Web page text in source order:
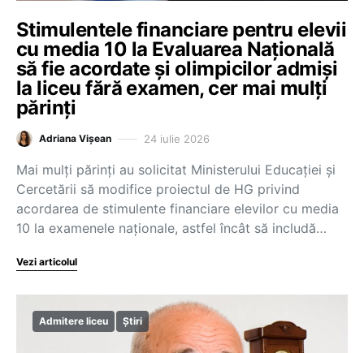
Stimulentele financiare pentru elevii
cu media 10 la Evaluarea Națională
să fie acordate și olimpicilor admiși
la liceu fără examen, cer mai mulți
părinți
Adriana Vișean 24 iulie 2026
Mai mulți părinți au solicitat Ministerului Educației și
Cercetării să modifice proiectul de HG privind
acordarea de stimulente financiare elevilor cu media
10 la examenele naționale, astfel încât să includă…
Vezi articolul
Admitere liceu Știri